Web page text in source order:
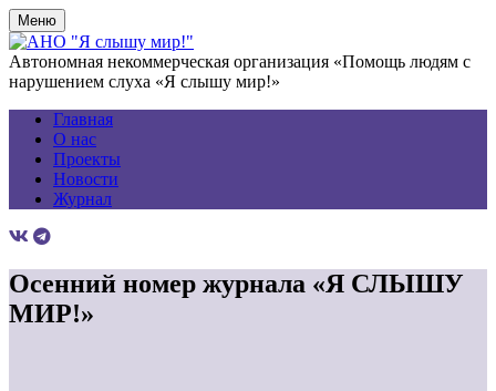
Меню
Автономная некоммерческая организация «Помощь людям с
нарушением слуха «Я слышу мир!»
Главная
О нас
Проекты
Новости
Журнал
Осенний номер журнала «Я СЛЫШУ
МИР!»